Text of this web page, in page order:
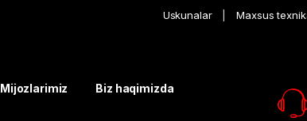
Uskunalar Maxsus
Mijozlarimiz Biz haqimizda